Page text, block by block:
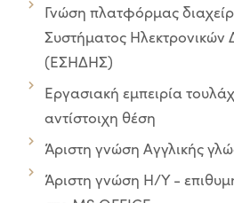
Γνώση πλατφόρμας
Συστήματος
(ΕΣΗΔΗΣ)
Εργασιακή εμπειρία
αντίστοιχη θέση
Άριστη γνώση Αγγλικής
Άριστη γνώση Η/Υ -